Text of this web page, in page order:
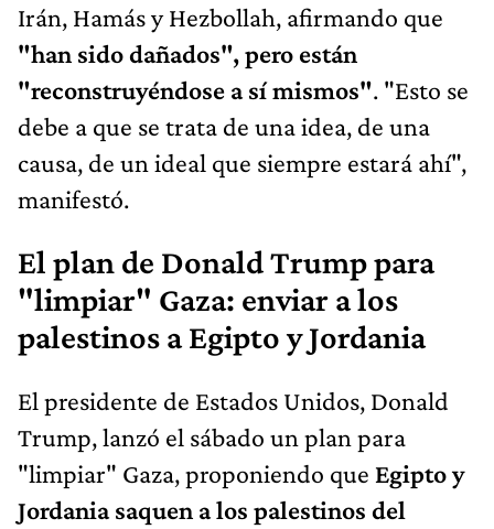
Irán, Hamás y Hezbollah, afirmando que
"han sido dañados", pero están
"reconstruyéndose a sí mismos". "Esto se
debe a que se trata de una idea, de una
causa, de un ideal que siempre estará ahí",
manifestó.
El plan de Donald Trump para
"limpiar" Gaza: enviar a los
palestinos a Egipto y Jordania
El presidente de Estados Unidos, Donald
Trump, lanzó el sábado un plan para
"limpiar" Gaza, proponiendo que Egipto y
Jordania saquen a los palestinos del